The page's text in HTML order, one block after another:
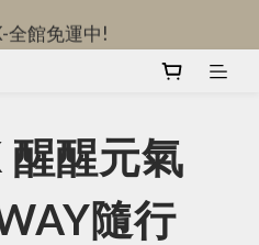
全館免運中!
全館免運中!
社群-領取限定優惠
醒元氣
隨行